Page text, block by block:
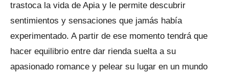
trastoca la vida de Apia y le permite descubrir
sentimientos y sensaciones que jamás había
experimentado. A partir de ese momento tendrá que
hacer equilibrio entre dar rienda suelta a su
apasionado romance y pelear su lugar en un mundo